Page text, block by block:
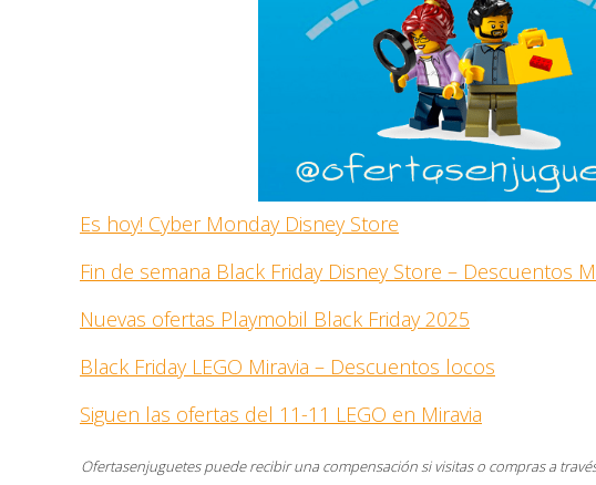
Es hoy! Cyber Monday Disney Store
Fin de semana Black Friday Disney Store – Descuentos
Nuevas ofertas Playmobil Black Friday 2025
Black Friday LEGO Miravia – Descuentos locos
Siguen las ofertas del 11-11 LEGO en Miravia
Ofertasenjuguetes puede recibir una compensación si visitas o compras a